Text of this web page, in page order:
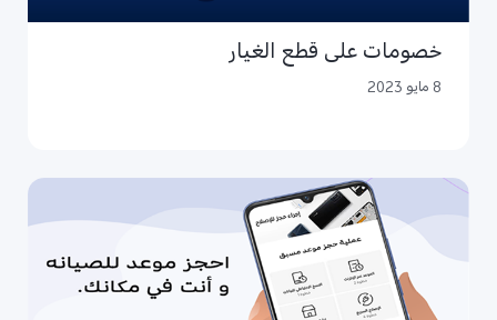
خصومات على قطع الغيار
8 مايو 2023